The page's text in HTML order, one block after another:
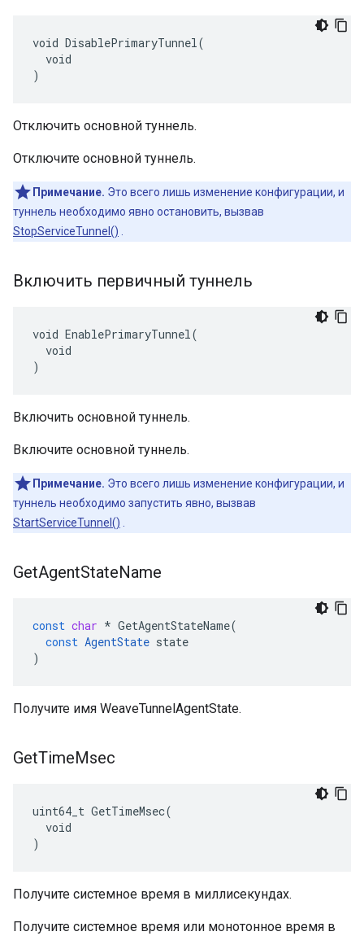
void DisablePrimaryTunnel(
  void
)
Отключить основной туннель.
Отключите основной туннель.
Примечание. Это всего лишь изменение конфигурации, и
туннель необходимо явно остановить, вызвав
StopServiceTunnel()
Включить первичный туннель
void EnablePrimaryTunnel(
  void
)
Включить основной туннель.
Включите основной туннель.
Примечание. Это всего лишь изменение конфигурации, и
туннель необходимо запустить явно, вызвав
StartServiceTunnel()
GetAgentStateName
const char * GetAgentStateName(
const AgentState state
)
Получите имя WeaveTunnelAgentState.
GetTimeMsec
uint64_t GetTimeMsec(
  void
)
Получите системное время в миллисекундах.
Получите системное время или монотонное время в